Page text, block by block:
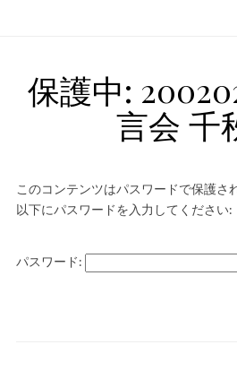
保護中:
言会 千
このコンテンツはパスワードで保護さ
以下にパスワードを入力してください:
パスワード: